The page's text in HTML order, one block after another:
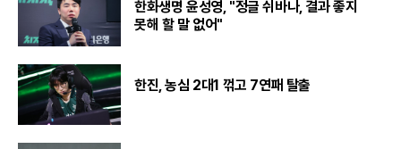
한화생명 윤성영, "정글 쉬바나, 결과 좋지
못해 할 말 없어"
한진, 농심 2대1 꺾고 7연패 탈출